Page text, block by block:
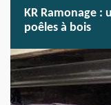
KR Ramonage :
poêles à bois